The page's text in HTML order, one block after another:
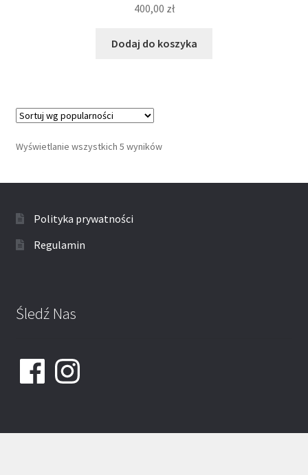
400,00 zł
Dodaj do koszyka
Wyświetlanie wszystkich 5 wyników
Polityka prywatności
Regulamin
Śledź Nas
FacebookInstagram